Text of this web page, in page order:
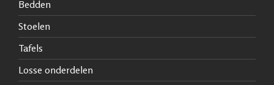
Bedden
Stoelen
Tafels
Losse onderdelen